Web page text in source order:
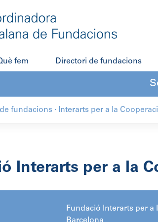
fem Directori de fundacions
fundacions · Interarts per a la
Interarts per a la
Fundació Interarts per a